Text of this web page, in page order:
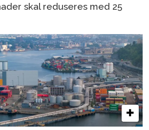
skal reduseres med 25